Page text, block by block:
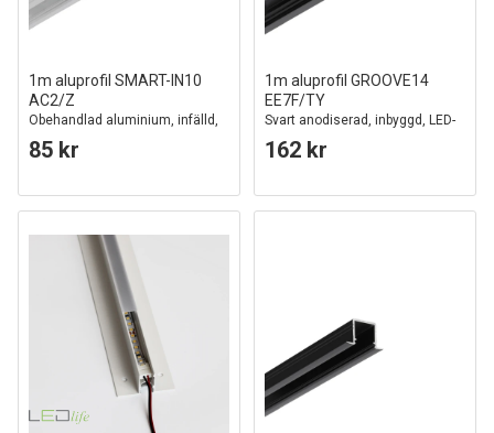
1m aluprofil SMART-IN10
AC2/Z
Obehandlad aluminium, infälld,
LED-skena
85 kr
1m aluprofil GROOVE14
EE7F/TY
Svart anodiserad, inbyggd, LED-
skena
162 kr